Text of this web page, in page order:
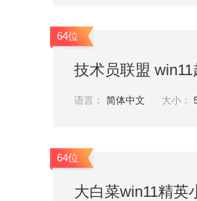
64位
技术员联盟
语言： 简体中文 大小：
64位
大白菜win11精英